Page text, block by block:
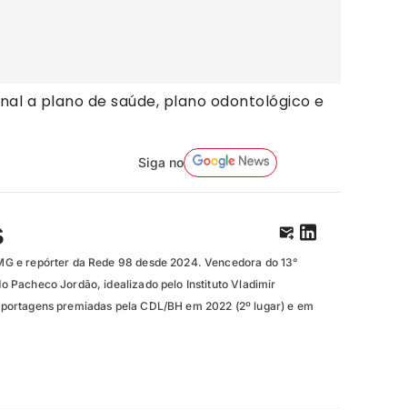
a plano de saúde, plano odontológico e
Siga no
e repórter da Rede 98 desde 2024. Vencedora do 13°
Pacheco Jordão, idealizado pelo Instituto Vladimir
premiadas pela CDL/BH em 2022 (2º lugar) e em